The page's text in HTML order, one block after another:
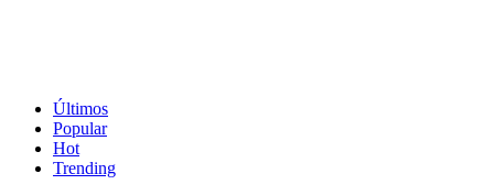
Últimos
Popular
Hot
Trending